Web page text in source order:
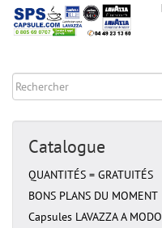
Catalogue
QUANTITÉS = GRATUITÉS
BONS PLANS DU MOMENT
Capsules LAVAZZA A